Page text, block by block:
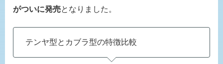
がついに発売となりました。
テンヤ型とカブラ型の特徴比較